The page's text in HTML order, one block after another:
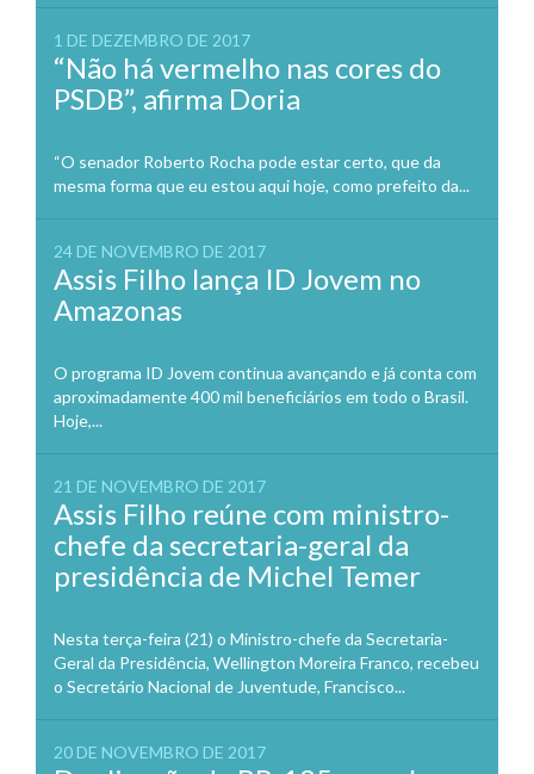
1 DE DEZEMBRO DE 2017
“Não há vermelho nas cores do
PSDB”, afirma Doria
“O senador Roberto Rocha pode estar certo, que da
mesma forma que eu estou aqui hoje, como prefeito da...
24 DE NOVEMBRO DE 2017
Assis Filho lança ID Jovem no
Amazonas
O programa ID Jovem continua avançando e já conta com
aproximadamente 400 mil beneficiários em todo o Brasil.
Hoje,...
21 DE NOVEMBRO DE 2017
Assis Filho reúne com ministro-
chefe da secretaria-geral da
presidência de Michel Temer
Nesta terça-feira (21) o Ministro-chefe da Secretaria-
Geral da Presidência, Wellington Moreira Franco, recebeu
o Secretário Nacional de Juventude, Francisco...
20 DE NOVEMBRO DE 2017